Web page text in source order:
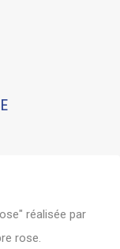
réalisée par
rose.